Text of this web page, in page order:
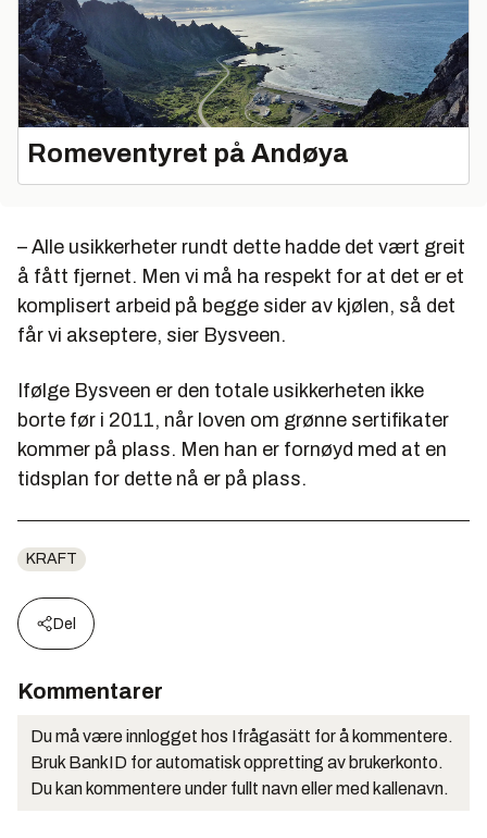
Romeventyret på Andøya
– Alle usikkerheter rundt dette hadde det vært greit
å fått fjernet. Men vi må ha respekt for at det er et
komplisert arbeid på begge sider av kjølen, så det
får vi akseptere, sier Bysveen.
Ifølge Bysveen er den totale usikkerheten ikke
borte før i 2011, når loven om grønne sertifikater
kommer på plass. Men han er fornøyd med at en
tidsplan for dette nå er på plass.
KRAFT
Del
Kommentarer
Du må være innlogget hos Ifrågasätt for å kommentere.
Bruk BankID for automatisk oppretting av brukerkonto.
Du kan kommentere under fullt navn eller med kallenavn.